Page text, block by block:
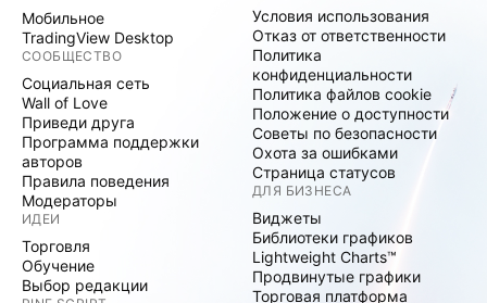
Мобильное
TradingView Desktop
СООБЩЕСТВО
Социальная сеть
Wall of Love
Приведи друга
Программа поддержки
авторов
Правила поведения
Модераторы
ИДЕИ
Торговля
Обучение
Выбор редакции
Условия использования
Отказ от ответственности
Политика
конфиденциальности
Политика файлов cookie
Положение о доступности
Советы по безопасности
Охота за ошибками
Страница статусов
ДЛЯ БИЗНЕСА
Виджеты
Библиотеки графиков
Lightweight Charts™
Продвинутые графики
Торговая платформа